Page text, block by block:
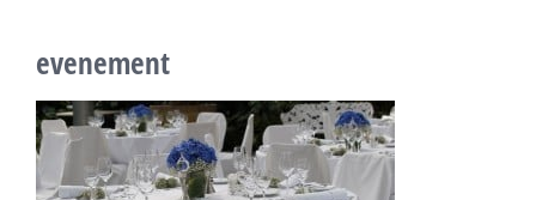
evenement